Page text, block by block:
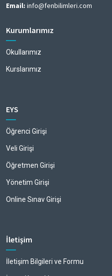
Email: info@fenbilimleri.com
Kurumlarımız
Okullarımız
Kurslarımız
EYS
Öğrenci Girişi
Veli Girişi
Öğretmen Girişi
Yönetim Girişi
Online Sınav Girişi
İletişim
İletişim Bilgileri ve Formu